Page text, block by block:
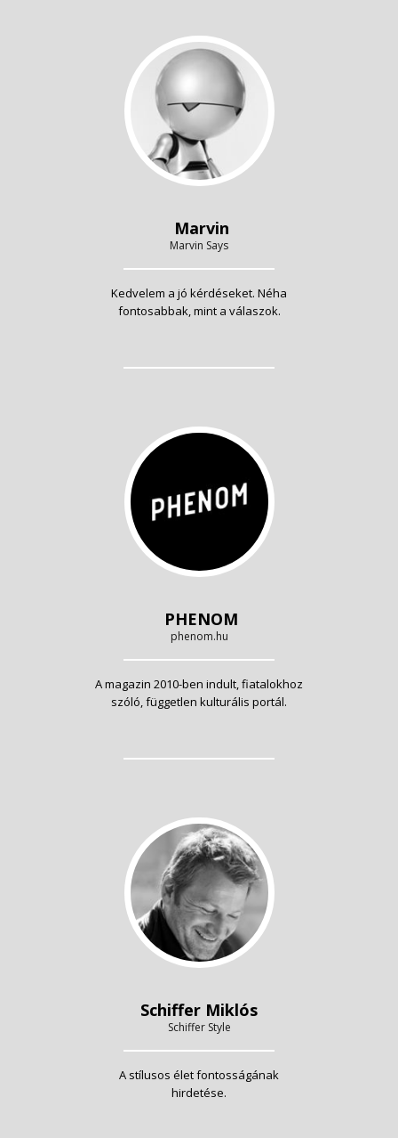
Marvin
Marvin Says
Kedvelem a jó kérdéseket. Néha
fontosabbak, mint a válaszok.
PHENOM
phenom.hu
A magazin 2010-ben indult, fiatalokhoz
szóló, független kulturális portál.
Schiffer Miklós
Schiffer Style
A stílusos élet fontosságának
hirdetése.